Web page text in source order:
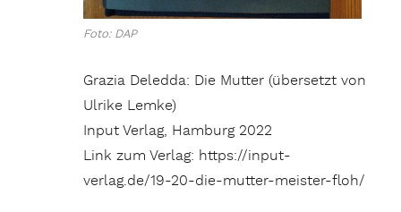
Foto: DAP
Grazia Deledda: Die Mutter (übersetzt von
Ulrike Lemke)
Input Verlag, Hamburg 2022
Link zum Verlag: https://input-
verlag.de/19-20-die-mutter-meister-floh/